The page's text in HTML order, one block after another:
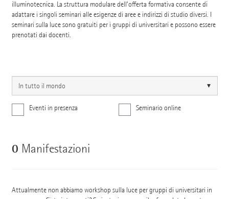
illuminotecnica. La struttura modulare dell’offerta formativa consente di
adattare i singoli seminari alle esigenze di aree e indirizzi di studio diversi. I
seminari sulla luce sono gratuiti per i gruppi di universitari e possono essere
prenotati dai docenti.
Eventi in presenza Seminario online
0 Manifestazioni
Attualmente non abbiamo workshop sulla luce per gruppi di universitari in